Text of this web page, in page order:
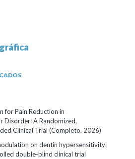
for Pain Reduction in
Disorder: A Randomized,
Clinical Trial (Completo, 2026)
on dentin hypersensitivity:
double-blind clinical trial